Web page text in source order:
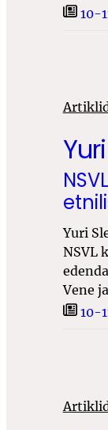
10-
Yuri
NSVL
Vene
10-